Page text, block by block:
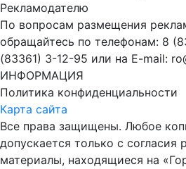
Рекламодателю
По вопросам размещения
обращайтесь по телефонам: 8
(83361) 3-12-95 или на E-mail:
ИНФОРМАЦИЯ
Политика конфиденциальности
Карта сайта
Все права защищены. Любое
допускается только с согласия
материалы, находящиеся на